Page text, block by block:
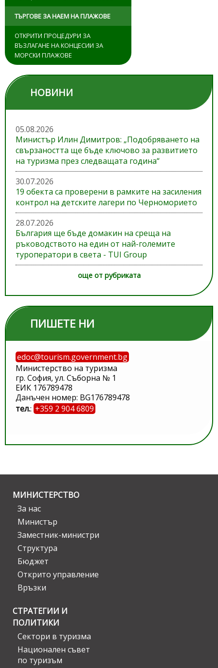
ТЪРГОВЕ ЗА НАЕМ НА ПЛАЖОВЕ
ОТКРИТИ ПРОЦЕДУРИ ЗА
ВЪЗЛАГАНЕ НА КОНЦЕСИИ ЗА
МОРСКИ ПЛАЖОВЕ
НОВИНИ
05.08.2026
Министър Илин Димитров: „Подобряването на
свързаността ще бъде ключово за развитието
на туризма през следващата година“
30.07.2026
19 обекта са проверени в рамките на засиления
контрол на детските лагери по Черноморието
28.07.2026
България ще бъде домакин на среща на
ръководството на един от най-големите
туроператори в света - TUI Group
още от рубриката
ПИШЕТЕ НИ
edoc@tourism.government.bg
Министерство на туризма
гр. София, ул. Съборна № 1
ЕИК 176789478
Данъчен номер: BG176789478
тел.: +359 2 904 6809
МИНИСТЕРСТВО
За нас
Министър
Заместник-министри
Структура
Бюджет
Открито управление
Връзки
СТРАТЕГИИ И
ПОЛИТИКИ
Сектори в туризма
Национален съвет
по туризъм